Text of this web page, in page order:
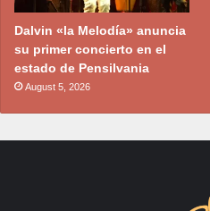
Dalvin «la Melodía» anuncia
su primer concierto en el
estado de Pensilvania
August 5, 2026